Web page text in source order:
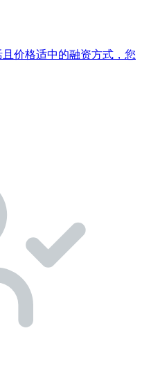
且价格适中的融资方式，您